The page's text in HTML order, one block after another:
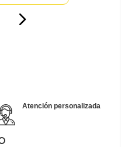
Atención personalizada